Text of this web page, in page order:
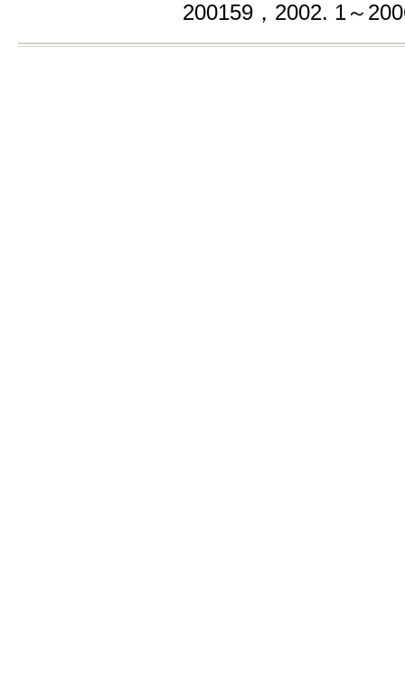
200159，2002. 1～